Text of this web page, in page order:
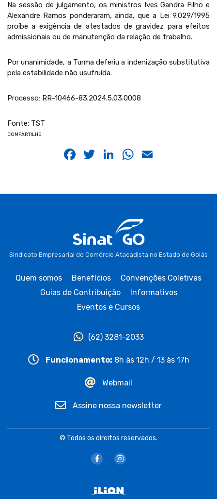
Na sessão de julgamento, os ministros Ives Gandra Filho e
Alexandre Ramos ponderaram, ainda, que a Lei 9.029/1995
proíbe a exigência de atestados de gravidez para efeitos
admissionais ou de manutenção da relação de trabalho.
Por unanimidade, a Turma deferiu a indenização substitutiva
pela estabilidade não usufruída.
Processo: RR-10466-83.2024.5.03.0008
Fonte: TST
COMPARTILHE
Facebook
Twitter
LinkedIn
WhatsApp
Sindicato Empresarial do Comércio Atacadista no Estado de Goiás
Quem somos Benefícios
Convenções Coletivas
Guias de Contribuição
Informativos
Eventos e Cursos
(62) 3281-2033
Funcionamento: 8h às 12h / 13 às 17h
Webmail
Assine nossa newsletter
© Todos os direitos reservados.